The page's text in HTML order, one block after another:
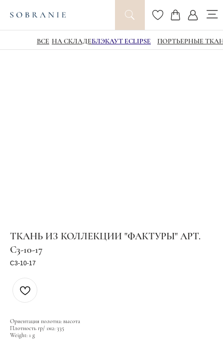
ВСЕ НА СКЛАДЕБЛЭКАУТ ECLIPSE ПОРТЬЕРНЫЕ
ТКАНЬ ИЗ КОЛЛЕКЦИИ "ФАКТУРЫ" АРТ.
C3-10-17
C3-10-17
Ориентация полотна: высота
Плотность гр/ 1м2: 335
Weight: 1 g